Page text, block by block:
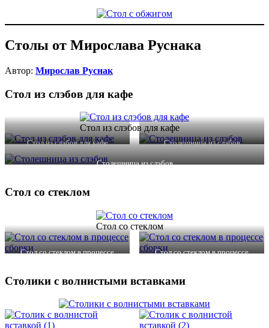
Столы от Мирослава Руснака
Автор: Мирослав Руснак
Стол из слэбов для кафе
Стол из слэбов для кафе
Стол из слэбов для кафе Столешница из слэбов
Столешница из слэбов
Стол со стеклом
Стол со стеклом
Стол со стеклом в процессе
Стол со стеклом в процессе
Столики с волнистыми вставками